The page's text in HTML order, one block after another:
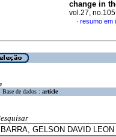
change in
vol.27,
· resumo em
Base de dados : article